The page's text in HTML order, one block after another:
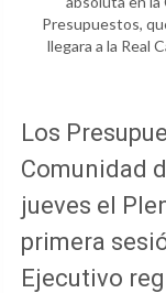
Presupuestos,
llegara a la Real
Los
Comunidad
jueves el
primera
Ejecutivo